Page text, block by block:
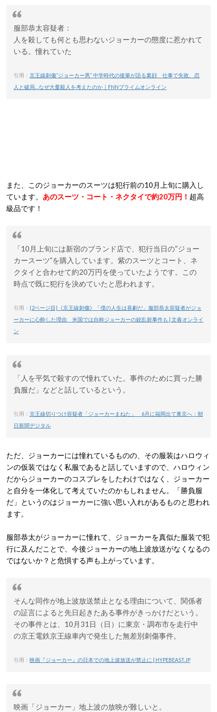
服部恭太容疑者：
人を殺しても何とも思わないジョーカーの態度に惹かれて
いる。憧れていた
引用： 京王線刺傷“ジョーカー男” 中学時代の後輩が語る素顔 仕事で失敗、恋
人と破局…なぜ大量殺人を考えたのか｜FNNプライムオンライン
また、このジョーカーのスーツは犯行前の10月上旬に購入し
ています。 あのスーツ・コート・ネクタイで約20万円！ 超高
級品です！
「10月上旬には新宿のブランド店で、犯行当日の“ジョー
カースーツ”を購入しています。紫のスーツとコート、ネ
クタイと合わせて約20万円を使っていたようです。この
時点で既に犯行を決めていたと思われます。
引用： (2ページ目)《京王線刺傷》「僕の人生は喜劇だ」服部恭太容疑者がジョ
ーカーに心酔した理由 米国では自称ジョーカーの銃乱射事件も | 文春オンライ
ン
「人を平気で殺すので憧れていた。事件のために買った勝
負服だ」などと話しているという。
引用： 京王線切りつけ容疑者「ジョーカーまねた」 6月に福岡出て東京へ：朝
日新聞デジタル
ただ、ジョーカーには憧れているものの、その服装はハロウィ
ンの仮装ではなく私服であると話していますので、ハロウィン
だからジョーカーのコスプレをしたわけではなく、ジョーカー
と自分を一体化して考えていたのかもしれません。「勝負服
だ」というのはジョーカーに強い思い入れがあるものと思われ
ます。
服部恭太がジョーカーに憧れて、ジョーカーを真似た服装で犯
行に及んだことで、今後ジョーカーの地上波放送がなくなるの
ではないか？と危惧する声も上がっています。
そんな同作が地上波放送禁止となる理由について、関係者
の証言によると先日起きたある事件がきっかけだという。
その事件とは、10月31日（日）に東京・調布市を走行中
の京王電鉄京王線車内で発生した無差別刺傷事件。
引用： 映画『ジョーカー』の日本での地上波放送が禁止に | HYPEBEAST.JP
映画「ジョーカー」地上波の放映が難しいと。